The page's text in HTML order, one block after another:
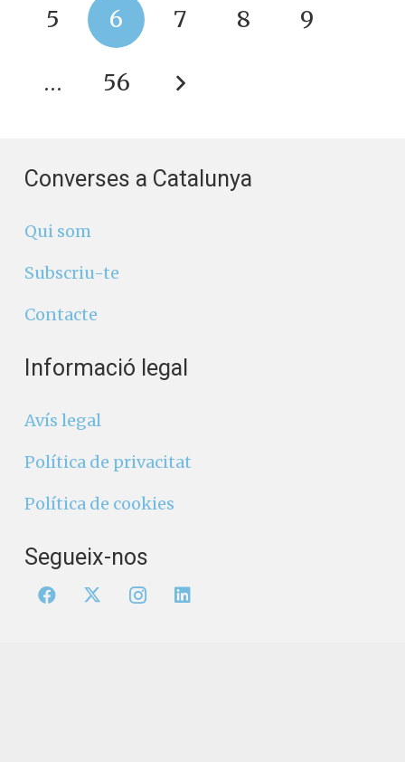
5 6 7 8 9
… 56
Converses a Catalunya
Qui som
Subscriu-te
Contacte
Informació legal
Avís legal
Política de privacitat
Política de cookies
Segueix-nos